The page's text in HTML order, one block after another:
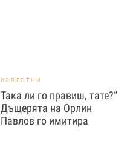
ИЗВЕСТНИ
Така ли го правиш, тате?“
Дъщерята на Орлин
Павлов го имитира